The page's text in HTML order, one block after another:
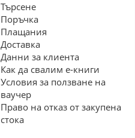
Търсене
Поръчка
Плащания
Доставка
Данни за клиента
Как да свалим е-книги
Условия за ползване на
ваучер
Право на отказ от закупена
стока